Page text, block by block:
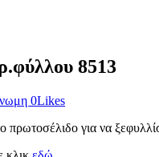
8513
0Likes
πρωτοσέλιδο για να